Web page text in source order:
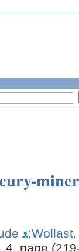
4, page